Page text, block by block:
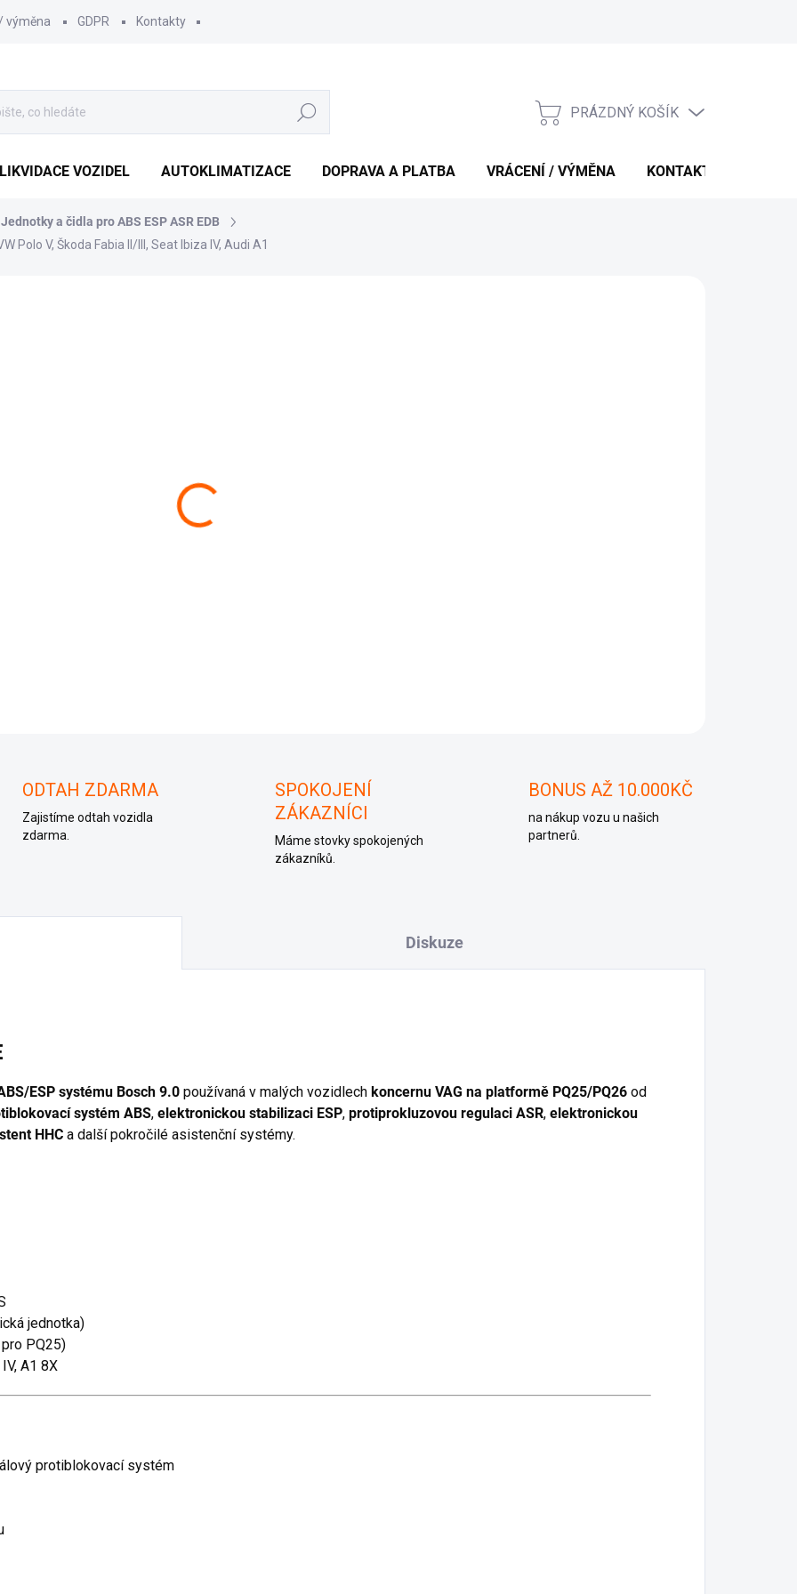
výměna GDPR Kontakty
Hledat
NÁKUPNÍ
PRÁZDNÝ KOŠÍK
LIKVIDACE VOZIDEL AUTOKLIMATIZACE DOPRAVA A PLATBA VRÁCENÍ / VÝMĚNA KONTAKTY
Jednotky a čidla pro ABS ESP ASR EDB
Polo V, Škoda Fabia II/III, Seat Ibiza IV, Audi A1
ODTAH ZDARMA
Zajistíme odtah vozidla
zdarma.
SPOKOJENÍ
ZÁKAZNÍCI
Máme stovky spokojených
zákazníků.
BONUS AŽ 10.000KČ
na nákup vozu u našich
partnerů.
Diskuze
ESP systému Bosch 9.0 používaná v malých vozidlech koncernu VAG na platformě PQ25/PQ26 od
systém ABS, elektronickou stabilizaci ESP, protiprokluzovou regulaci ASR, elektronickou
HHC a další pokročilé asistenční systémy.
jednotka)
PQ25)
A1 8X
protiblokovací systém